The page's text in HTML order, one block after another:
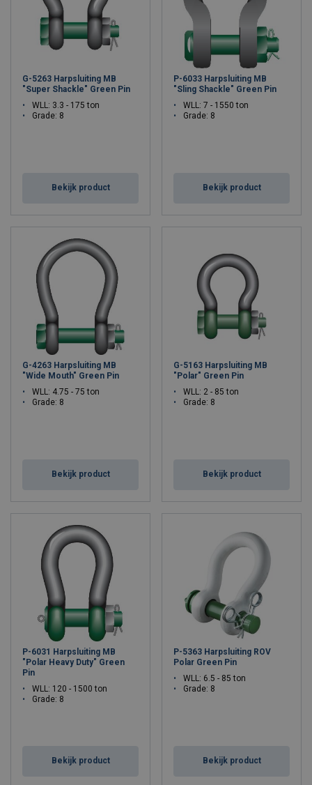
G-5263 Harpsluiting MB
"Super Shackle" Green Pin
WLL: 3.3 - 175 ton
Grade: 8
Bekijk product
P-6033 Harpsluiting MB
"Sling Shackle" Green Pin
WLL: 7 - 1550 ton
Grade: 8
Bekijk product
G-4263 Harpsluiting MB
"Wide Mouth" Green Pin
WLL: 4.75 - 75 ton
Grade: 8
Bekijk product
G-5163 Harpsluiting MB
"Polar" Green Pin
WLL: 2 - 85 ton
Grade: 8
Bekijk product
P-6031 Harpsluiting MB
"Polar Heavy Duty" Green
Pin
WLL: 120 - 1500 ton
Grade: 8
Bekijk product
P-5363 Harpsluiting ROV
Polar Green Pin
WLL: 6.5 - 85 ton
Grade: 8
Bekijk product